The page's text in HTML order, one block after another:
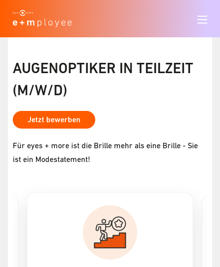
AUGENOPTIKER IN TEILZEIT
(M/W/D)
Jetzt bewerben
Für eyes + more ist die Brille mehr als eine Brille - Sie
ist ein Modestatement!